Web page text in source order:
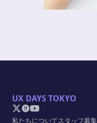
UX DAYS TOKYO
私たちについてスタッフ募集